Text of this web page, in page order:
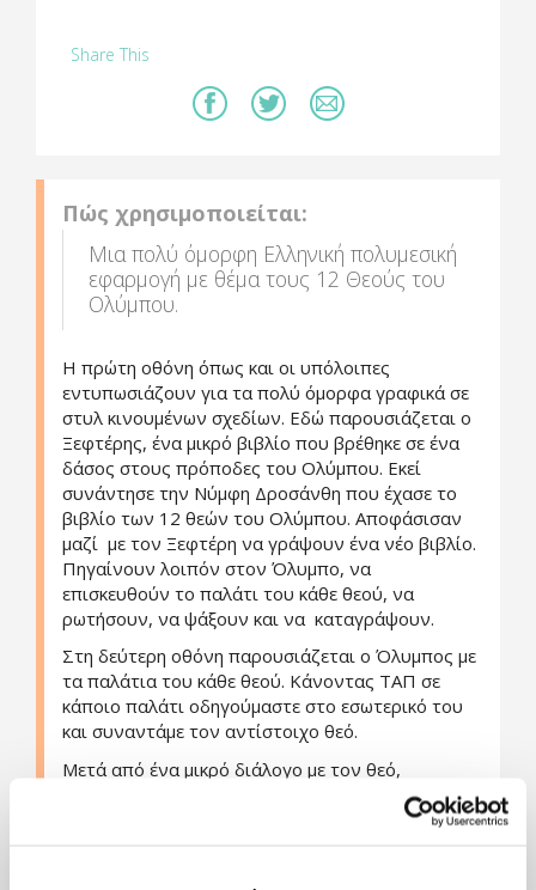
Share This
Πώς χρησιμοποιείται:
Μια πολύ όμορφη Ελληνική πολυμεσική
εφαρμογή με θέμα τους 12 Θεούς του
Ολύμπου.
Η πρώτη οθόνη όπως και οι υπόλοιπες
εντυπωσιάζουν για τα πολύ όμορφα γραφικά σε
στυλ κινουμένων σχεδίων. Εδώ παρουσιάζεται ο
Ξεφτέρης, ένα μικρό βιβλίο που βρέθηκε σε ένα
δάσος στους πρόποδες του Ολύμπου. Εκεί
συνάντησε την Νύμφη Δροσάνθη που έχασε το
βιβλίο των 12 θεών του Ολύμπου. Αποφάσισαν
μαζί με τον Ξεφτέρη να γράψουν ένα νέο βιβλίο.
Πηγαίνουν λοιπόν στον Όλυμπο, να
επισκευθούν το παλάτι του κάθε θεού, να
ρωτήσουν, να ψάξουν και να καταγράψουν.
Στη δεύτερη οθόνη παρουσιάζεται ο Όλυμπος με
τα παλάτια του κάθε θεού. Κάνοντας ΤΑΠ σε
κάποιο παλάτι οδηγούμαστε στο εσωτερικό του
και συναντάμε τον αντίστοιχο θεό.
Μετά από ένα μικρό διάλογο με τον θεό,
κάνοντας ταπ σε αντικείμενα που βρίσκονται
στο γύρω χώρο εμφανίζονται πληροφορίες που